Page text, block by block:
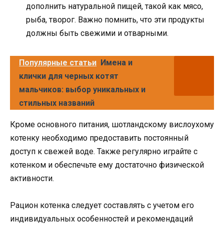
дополнить натуральной пищей, такой как мясо,
рыба, творог. Важно помнить, что эти продукты
должны быть свежими и отварными.
Популярные статьи Имена и
клички для черных котят
мальчиков: выбор уникальных и
стильных названий
Кроме основного питания, шотландскому вислоухому
котенку необходимо предоставить постоянный
доступ к свежей воде. Также регулярно играйте с
котенком и обеспечьте ему достаточно физической
активности.
Рацион котенка следует составлять с учетом его
индивидуальных особенностей и рекомендаций